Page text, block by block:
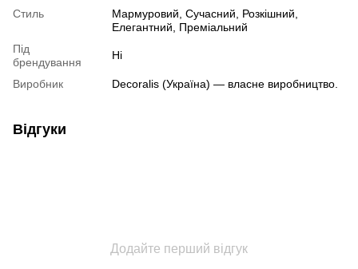
Стиль
Мармуровий, Сучасний, Розкішний,
Елегантний, Преміальний
Під
брендування
Ні
Виробник Decoralis (Україна) — власне виробництво.
Відгуки
Додайте перший відгук